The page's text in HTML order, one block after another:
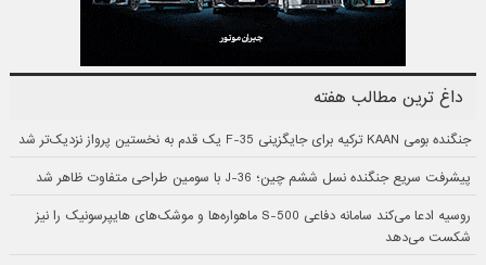
داغ ترین مطالب هفته
جنگنده بومی KAAN ترکیه برای جایگزینی F-35 یک قدم به نخستین پرواز نزدیک‌تر شد
پیشرفت سریع جنگنده نسل ششم چین؛ J-36 با سومین طراحی متفاوت ظاهر شد
روسیه ادعا می‌کند سامانه دفاعی S-500 ماهواره‌ها و موشک‌های هایپرسونیک را نیز
شکست می‌دهد